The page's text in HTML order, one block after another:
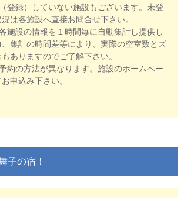
登録）していない施設もございます。未登
は各施設へ直接お問合せ下さい。
施設の情報を１時間毎に自動集計し提供し
集計の時間差等により、実際の空室数とズ
ありますのでご了解下さい。
約の方法が異なります。施設のホームペー
申込み下さい。
子の宿！